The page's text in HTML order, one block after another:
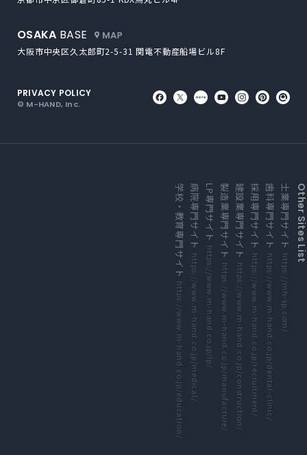
OSAKA BASE 外部サイトにリンクします
大阪市中央区久太郎町2-5-31関電不動産船場ビル8F
外部サイトにリンクします
外部サイトにリンクしま
外部サイトにリンク
外部サイトにリ
外部サイト
外部サ
外
PRIVACY POLICY
© M-HAND, Inc.
Other
士業専門サイト
https://mh-sp.com/
外部サイトにリンクします
歯科専門サイト
https://www.m-hand.co.jp/dental-clinic/
外部サイトにリンクします
採用専門サイト
https://www.m-hand.co.jp/recruitment/
外部サイトにリンクします
建設業専門サイト
https://www.m-hand.co.jp/construction/
外部サイトにリンクします
製造業専門サイト
https://www.m-hand.co.jp/manufacture/
外部サイトにリンクします
LP専門サイト
https://www.m-hand.co.jp/lp/
外部サイトにリンクします
病院専門サイト
https://www.m-hand.co.jp/medical/
外部サイトにリンクします
学校・教育専門サイト
https://www.m-hand.co.jp/education/
外部サイトにリンクします